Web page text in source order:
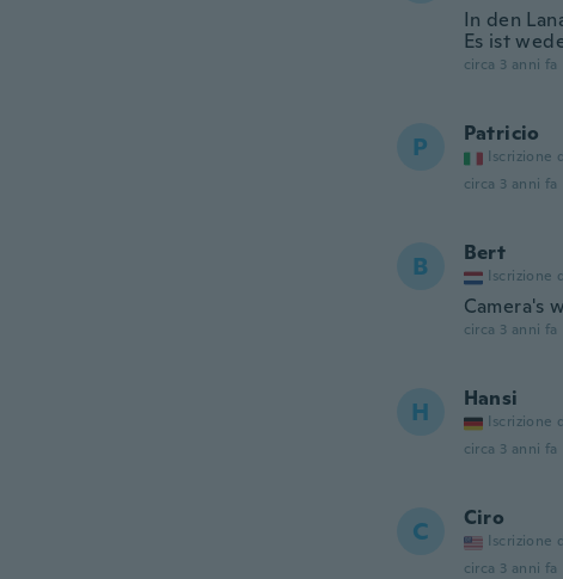
In den
Es ist
circa 3 anni fa
P Patricio
Iscrizione
circa 3 anni fa
B Bert
Iscrizione
Camera's
circa 3 anni fa
H Hansi
Iscrizione
circa 3 anni fa
C Ciro
Iscrizione
circa 3 anni fa